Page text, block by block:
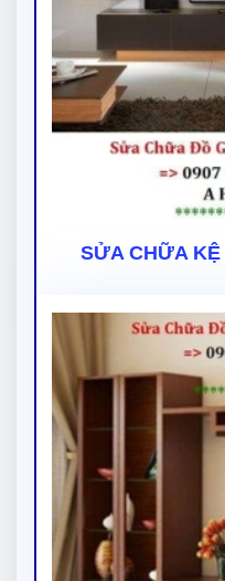
SỬA CHỮA